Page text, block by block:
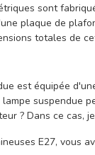
sont
plaque de
totales de
est équipée
suspendue
? Dans ce cas,
E27, vous